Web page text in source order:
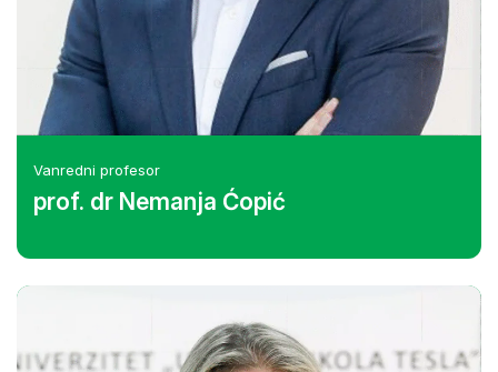
Vanredni profesor
prof. dr Nemanja Ćopić